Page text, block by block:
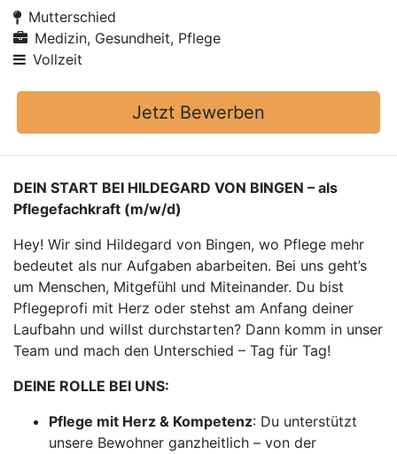
Mutterschied
Medizin, Gesundheit, Pflege
Vollzeit
Jetzt Bewerben
DEIN START BEI HILDEGARD VON BINGEN – als
Pflegefachkraft (m/w/d)
Hey! Wir sind Hildegard von Bingen, wo Pflege mehr
bedeutet als nur Aufgaben abarbeiten. Bei uns geht’s
um Menschen, Mitgefühl und Miteinander. Du bist
Pflegeprofi mit Herz oder stehst am Anfang deiner
Laufbahn und willst durchstarten? Dann komm in unser
Team und mach den Unterschied – Tag für Tag!
DEINE ROLLE BEI UNS:
Pflege mit Herz & Kompetenz: Du unterstützt
unsere Bewohner ganzheitlich – von der